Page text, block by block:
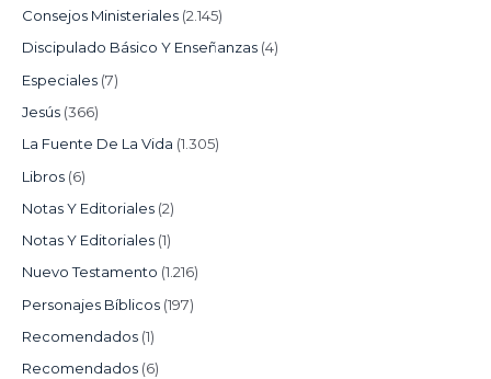
Consejos Ministeriales (2.145)
Discipulado Básico Y Enseñanzas (4)
Especiales (7)
Jesús (366)
La Fuente De La Vida (1.305)
Libros (6)
Notas Y Editoriales (2)
Notas Y Editoriales (1)
Nuevo Testamento (1.216)
Personajes Bíblicos (197)
Recomendados (1)
Recomendados (6)